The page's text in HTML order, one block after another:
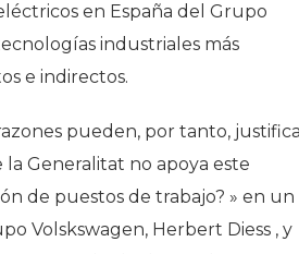
en España del Grupo
industriales más
e indirectos.
pueden, por tanto,
Generalitat no apoya este
de puestos de trabajo? » en un
Volskswagen, Herbert Diess , y